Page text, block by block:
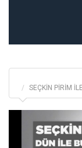
SEÇKİN PİRİM